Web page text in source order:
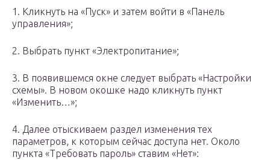
1. Кликнуть на «Пуск» и затем войти в «Панель
управления»;
2. Выбрать пункт «Электропитание»;
3. В появившемся окне следует выбрать «Настройки
схемы». В новом окошке надо кликнуть пункт
«Изменить…»;
4. Далее отыскиваем раздел изменения тех
параметров, к которым сейчас доступа нет. Около
пункта «Требовать пароль» ставим «Нет»: